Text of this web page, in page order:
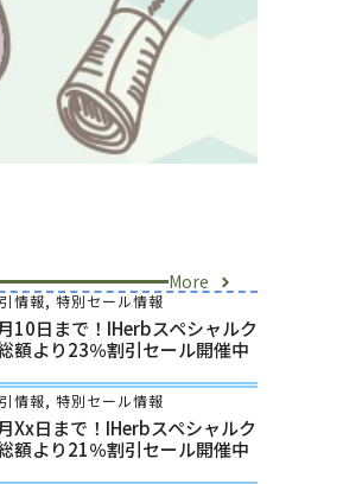
More
情報, 特別セール情報
10日まで！iHerbスペシャルク
額より23％割引セール開催中
情報, 特別セール情報
xx日まで！iHerbスペシャルク
額より21％割引セール開催中